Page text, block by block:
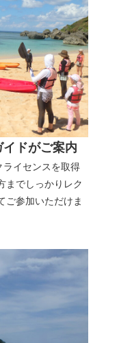
ドがご案内
ライセンスを取得
までしっかりレク
ご参加いただけま